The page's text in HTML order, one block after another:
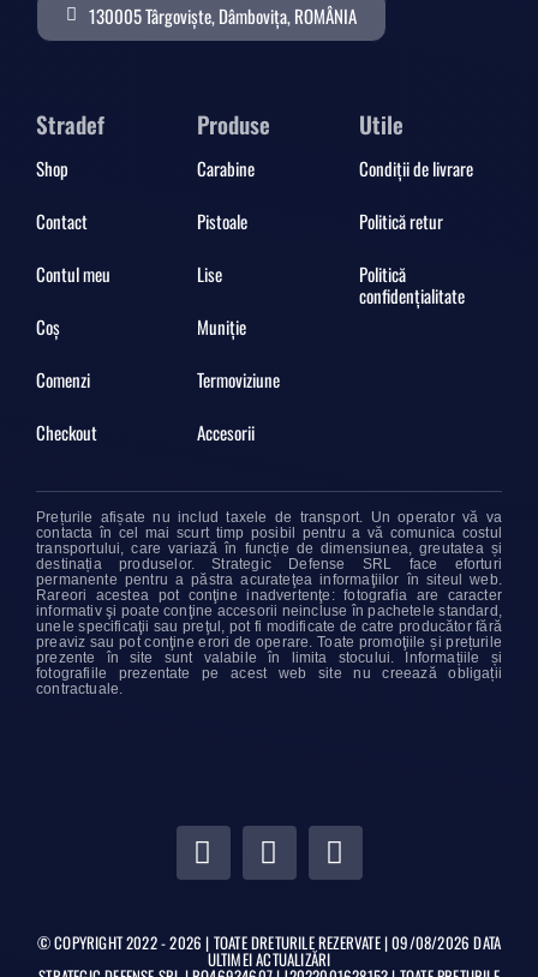
130005 Târgoviște, Dâmbovița, ROMÂNIA
Stradef
Shop
Contact
Contul meu
Coș
Comenzi
Checkout
Produse
Carabine
Pistoale
Lise
Muniție
Termoviziune
Accesorii
Utile
Condiții de livrare
Politică retur
Politică
confidențialitate
Prețurile afișate nu includ taxele de transport. Un operator vă va
contacta în cel mai scurt timp posibil pentru a vă comunica costul
transportului, care variază în funcție de dimensiunea, greutatea și
destinația produselor. Strategic Defense SRL face eforturi
permanente pentru a păstra acurateţea informaţiilor în siteul web.
Rareori acestea pot conţine inadvertenţe: fotografia are caracter
informativ şi poate conţine accesorii neincluse în pachetele standard,
unele specificaţii sau preţul, pot fi modificate de catre producător fără
preaviz sau pot conţine erori de operare. Toate promoţiile și prețurile
prezente în site sunt valabile în limita stocului. Informațiile și
fotografiile prezentate pe acest web site nu creează obligații
contractuale.
© COPYRIGHT 2022 - 2026 | TOATE DRETURILE REZERVATE | 09/08/2026 DATA
ULTIMEI ACTUALIZĂRI